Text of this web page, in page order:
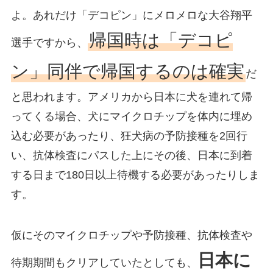
よ。あれだけ「デコピン」にメロメロな大谷翔平
選手ですから、 帰国時は「デコピ
ン」同伴で帰国するのは確実だ
と思われます。アメリカから日本に犬を連れて帰
ってくる場合、犬にマイクロチップを体内に埋め
込む必要があったり、狂犬病の予防接種を2回行
い、抗体検査にパスした上にその後、日本に到着
する日まで180日以上待機する必要があったりしま
す。
仮にそのマイクロチップや予防接種、抗体検査や
待期期間もクリアしていたとしても、 日本に